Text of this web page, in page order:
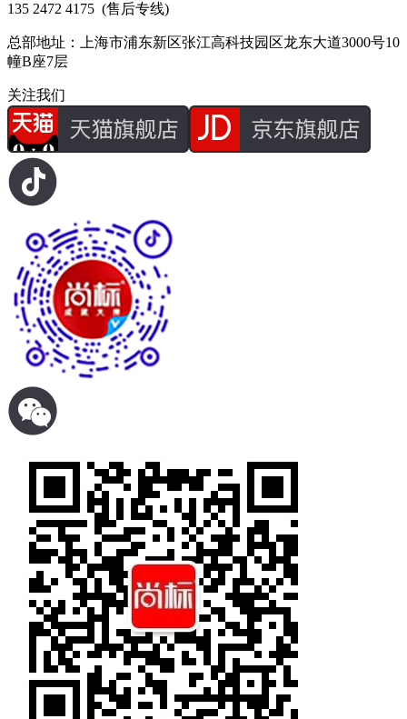
135 2472 4175 (售后专线)
总部地址：上海市浦东新区张江高科技园区龙东大道3000号10
幢B座7层
关注我们